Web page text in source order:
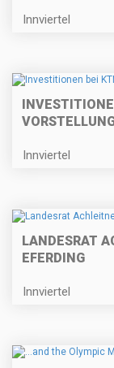
Innviertel
Innviertel
LANDESRAT
EFERDING
Innviertel